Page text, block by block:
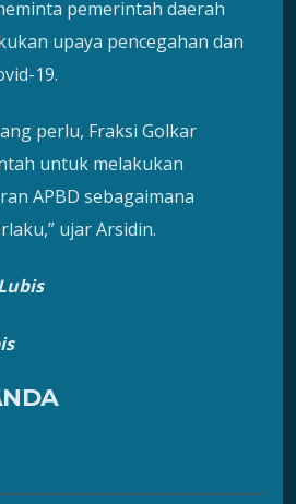
pemerintah daerah
upaya pencegahan dan
19.
perlu, Fraksi Golkar
untuk melakukan
APBD sebagaimana
ujar Arsidin.